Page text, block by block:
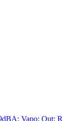
Vapo; Out: R